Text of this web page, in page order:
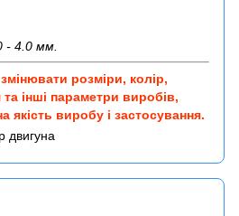
- 4.0 мм.
розміри, колір,
та інші параметри виробів,
якість виробу і застосування.
двигуна